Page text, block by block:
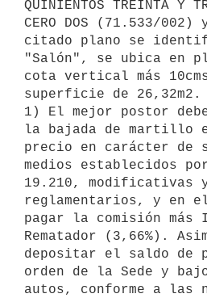
QUINIENTOS TREINTA Y
CERO DOS (71.533/
citado plano se
"Salón", se ubica en
cota vertical más
superficie de 26,32m2.
1) El mejor postor
la bajada de martillo
precio en carácter de
medios establecidos
19.210, modificativas
reglamentarios, y en
pagar la comisión más
Rematador (3,66%).
depositar el saldo de
orden de la Sede y
autos, conforme a las